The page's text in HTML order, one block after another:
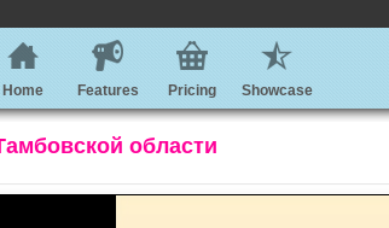
Home Features Pricing Showcase
области